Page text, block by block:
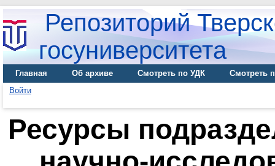
Репозиторий
госуниверситета
Главная Об архиве Смотреть по УДК
Смотреть
Войти
Ресурсы